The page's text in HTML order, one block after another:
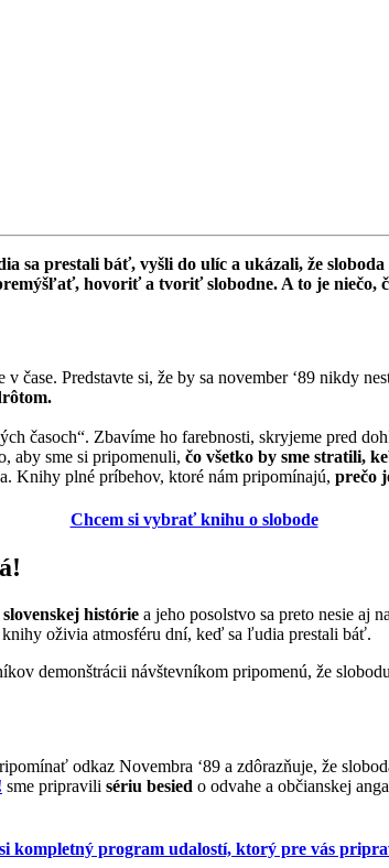
sa prestali báť, vyšli do ulíc a ukázali, že
hovoriť a tvoriť slobodne. A to je
v čase. Predstavte si, že by sa november ‘89 nikdy
časoch“. Zbavíme ho farebnosti, skryjeme pred
aby sme si pripomenuli, čo všetko by sme stratili,
Knihy plné príbehov, ktoré nám pripomínajú, prečo
Chcem si vybrať knihu o slobode
histórie a jeho posolstvo sa preto nesie aj
oživia atmosféru dní, keď sa ľudia prestali báť.
demonštrácii návštevníkom pripomenú, že
odkaz Novembra ‘89 a zdôrazňuje, že
sme pripravili sériu besied o odvahe a občianskej
kompletný program udalostí, ktorý pre vás